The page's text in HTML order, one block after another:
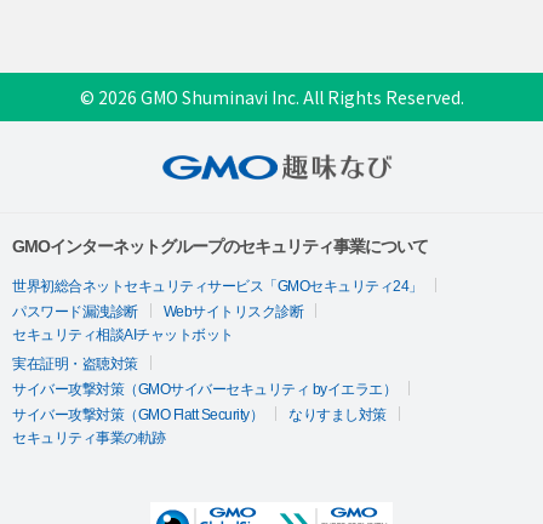
© 2026 GMO Shuminavi Inc. All Rights Reserved.